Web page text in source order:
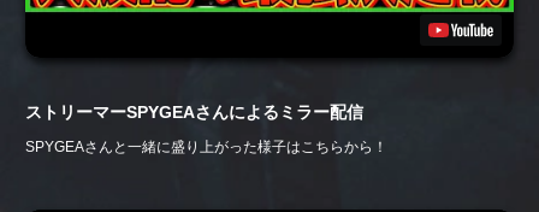
ストリーマーSPYGEAさんによるミラー配信
SPYGEAさんと一緒に盛り上がった様子はこちらから！